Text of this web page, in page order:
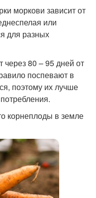
моркови зависит от
или
для разных
через 80 – 95 дней от
поспевают в
поэтому их лучше
корнеплоды в земле